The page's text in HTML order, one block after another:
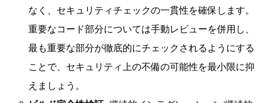
なく、セキュリティチェックの一貫性を確保します。
重要なコード部分については手動レビューを併用し、
最も重要な部分が徹底的にチェックされるようにする
ことで、セキュリティ上の不備の可能性を最小限に抑
えましょう。